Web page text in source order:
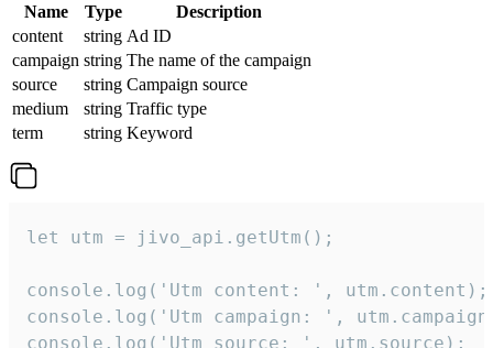
Name Type
Description
content
string Ad ID
campaign string The name of the campaign
source
string Campaign source
medium
string Traffic type
term
string Keyword
let utm = jivo_api.getUtm();
console.log('Utm content: ', utm.content);
console.log('Utm campaign: ',
console.log('Utm source: ', utm.source);